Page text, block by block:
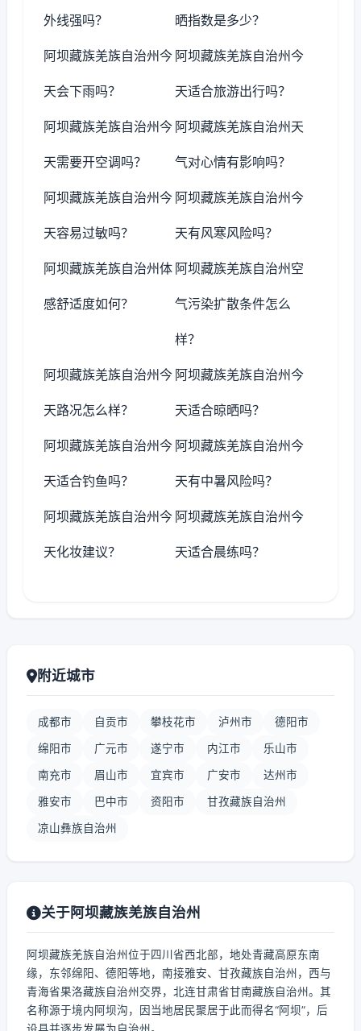
外线强吗？ 晒指数是多少？
阿坝藏族羌族自治州今
天会下雨吗？
阿坝藏族羌族自治州今
天适合旅游出行吗？
阿坝藏族羌族自治州今
天需要开空调吗？
阿坝藏族羌族自治州天
气对心情有影响吗？
阿坝藏族羌族自治州今
天容易过敏吗？
阿坝藏族羌族自治州今
天有风寒风险吗？
阿坝藏族羌族自治州体
感舒适度如何？
阿坝藏族羌族自治州空
气污染扩散条件怎么
样？
阿坝藏族羌族自治州今
天路况怎么样？
阿坝藏族羌族自治州今
天适合晾晒吗？
阿坝藏族羌族自治州今
天适合钓鱼吗？
阿坝藏族羌族自治州今
天有中暑风险吗？
阿坝藏族羌族自治州今
天化妆建议？
阿坝藏族羌族自治州今
天适合晨练吗？
附近城市
成都市 自贡市 攀枝花市 泸州市 德阳市
绵阳市 广元市 遂宁市 内江市 乐山市
南充市 眉山市 宜宾市 广安市 达州市
雅安市 巴中市 资阳市 甘孜藏族自治州
凉山彝族自治州
关于阿坝藏族羌族自治州
阿坝藏族羌族自治州位于四川省西北部，地处青藏高原东南
缘，东邻绵阳、德阳等地，南接雅安、甘孜藏族自治州，西与
青海省果洛藏族自治州交界，北连甘肃省甘南藏族自治州。其
名称源于境内阿坝沟，因当地居民聚居于此而得名“阿坝”，后